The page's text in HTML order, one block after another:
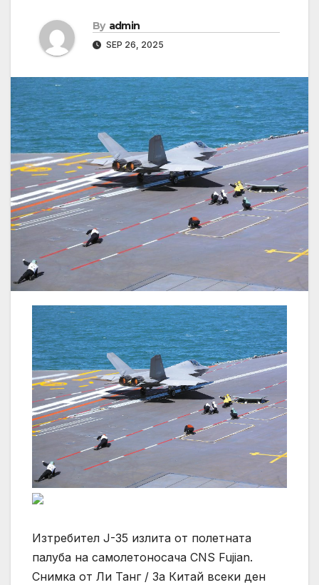
By admin
SEP 26, 2025
Изтребител J-35 излита от полетната
палуба на самолетоносача CNS Fujian.
Снимка от Ли Танг / За Китай всеки ден